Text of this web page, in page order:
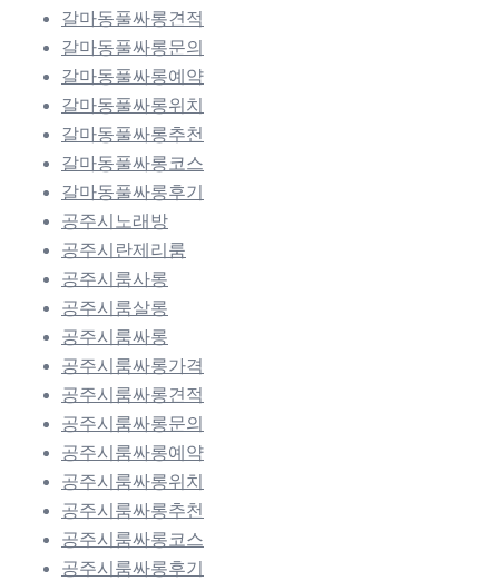
갈마동풀싸롱견적
갈마동풀싸롱문의
갈마동풀싸롱예약
갈마동풀싸롱위치
갈마동풀싸롱추천
갈마동풀싸롱코스
갈마동풀싸롱후기
공주시노래방
공주시란제리룸
공주시룸사롱
공주시룸살롱
공주시룸싸롱
공주시룸싸롱가격
공주시룸싸롱견적
공주시룸싸롱문의
공주시룸싸롱예약
공주시룸싸롱위치
공주시룸싸롱추천
공주시룸싸롱코스
공주시룸싸롱후기